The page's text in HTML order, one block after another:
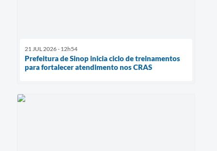
21 JUL 2026 - 12h54
Prefeitura de Sinop inicia ciclo de treinamentos
para fortalecer atendimento nos CRAS